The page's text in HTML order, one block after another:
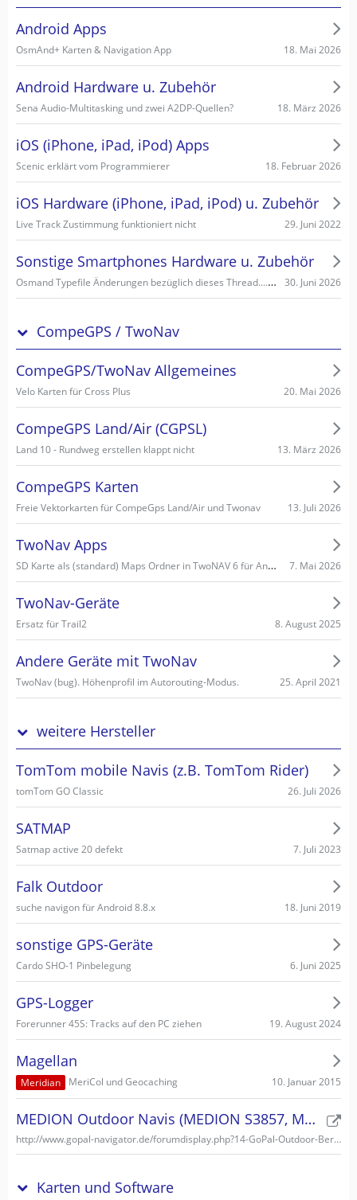
Android Apps
OsmAnd+ Karten & Navigation App 18. Mai 2026
Android Hardware u. Zubehör
Sena Audio-Multitasking und zwei A2DP-Quellen? 18. März 2026
iOS (iPhone, iPad, iPod) Apps
Scenic erklärt vom Programmierer 18. Februar 2026
iOS Hardware (iPhone, iPad, iPod) u. Zubehör
Live Track Zustimmung funktioniert nicht 29. Juni 2022
Sonstige Smartphones Hardware u. Zubehör
Osmand Typefile Änderungen bezüglich dieses Thread....., mögliche Fehlerquelle warum es nicht gehen kann... 30. Juni 2026
CompeGPS / TwoNav
CompeGPS/TwoNav Allgemeines
Velo Karten für Cross Plus 20. Mai 2026
CompeGPS Land/Air (CGPSL)
Land 10 - Rundweg erstellen klappt nicht 13. März 2026
CompeGPS Karten
Freie Vektorkarten für CompeGps Land/Air und Twonav 13. Juli 2026
TwoNav Apps
SD Karte als (standard) Maps Ordner in TwoNAV 6 für Android einstellen/wählen 7. Mai 2026
TwoNav-Geräte
Ersatz für Trail2 8. August 2025
Andere Geräte mit TwoNav
TwoNav (bug). Höhenprofil im Autorouting-Modus. 25. April 2021
weitere Hersteller
TomTom mobile Navis (z.B. TomTom Rider)
tomTom GO Classic 26. Juli 2026
SATMAP
Satmap active 20 defekt 7. Juli 2023
Falk Outdoor
suche navigon für Android 8.8.x 18. Juni 2019
sonstige GPS-Geräte
Cardo SHO-1 Pinbelegung 6. Juni 2025
GPS-Logger
Forerunner 45S: Tracks auf den PC ziehen 19. August 2024
Magellan
Meridian MeriCol und Geocaching 10. Januar 2015
MEDION Outdoor Navis (MEDION S3857, MEDION S3747)
http://www.gopal-navigator.de/forumdisplay.php?14-GoPal-Outdoor-Bereich
Karten und Software